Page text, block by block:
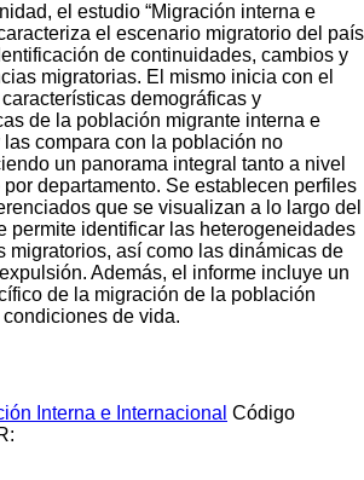
el estudio “Migración interna e
el escenario migratorio del país
de continuidades, cambios y
migratorias. El mismo inicia con el
demográficas y
de la población migrante interna e
compara con la población no
un panorama integral tanto a nivel
departamento. Se establecen perfiles
que se visualizan a lo largo del
permite identificar las heterogeneidades
migratorios, así como las dinámicas de
Además, el informe incluye un
de la migración de la población
de vida.
Interna e Internacional Código